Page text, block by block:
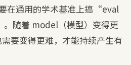
在通用的学术基准上搞“eval
随着 model（模型）变得更
要变得更难，才能持续产生有